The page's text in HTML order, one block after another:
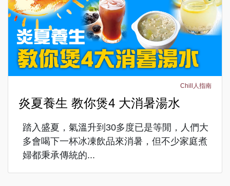
Chill人指南
炎夏養生 教你煲4 大消暑湯水
踏入盛夏，氣溫升到30多度已是等閒，人們大
多會喝下一杯冰凍飲品來消暑，但不少家庭煮
婦都秉承傳統的...